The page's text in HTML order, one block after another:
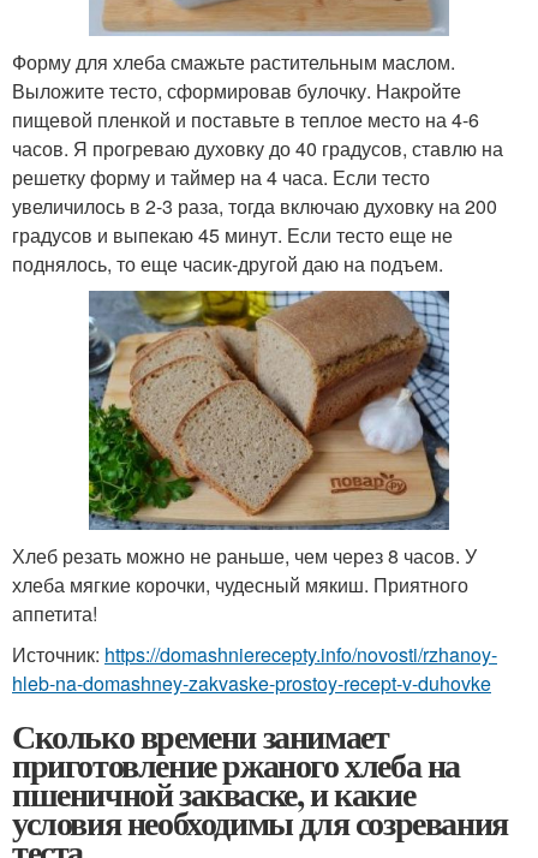
Форму для хлеба смажьте растительным маслом.
Выложите тесто, сформировав булочку. Накройте
пищевой пленкой и поставьте в теплое место на 4-6
часов. Я прогреваю духовку до 40 градусов, ставлю на
решетку форму и таймер на 4 часа. Если тесто
увеличилось в 2-3 раза, тогда включаю духовку на 200
градусов и выпекаю 45 минут. Если тесто еще не
поднялось, то еще часик-другой даю на подъем.
Хлеб резать можно не раньше, чем через 8 часов. У
хлеба мягкие корочки, чудесный мякиш. Приятного
аппетита!
Источник: https://domashnierecepty.info/novosti/rzhanoy-
hleb-na-domashney-zakvaske-prostoy-recept-v-duhovke
Сколько времени занимает
приготовление ржаного хлеба на
пшеничной закваске, и какие
условия необходимы для созревания